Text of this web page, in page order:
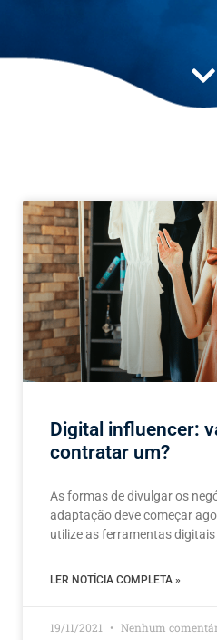
Fique por
do
Digital influencer:
contratar um?
As formas de divulgar os
adaptação deve começar
utilize as ferramentas
LER NOTÍCIA COMPLETA »
19/11/2021 Nenhum